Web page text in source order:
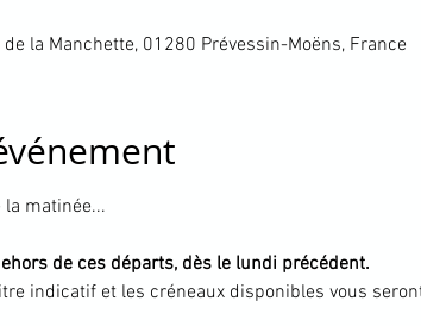
la Manchette, 01280 Prévessin-Moëns, France
matinée...
de ces départs, dès le lundi précédent.
indicatif et les créneaux disponibles vous